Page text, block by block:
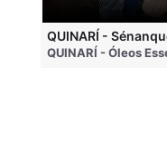
QUINARÍ - Óleos